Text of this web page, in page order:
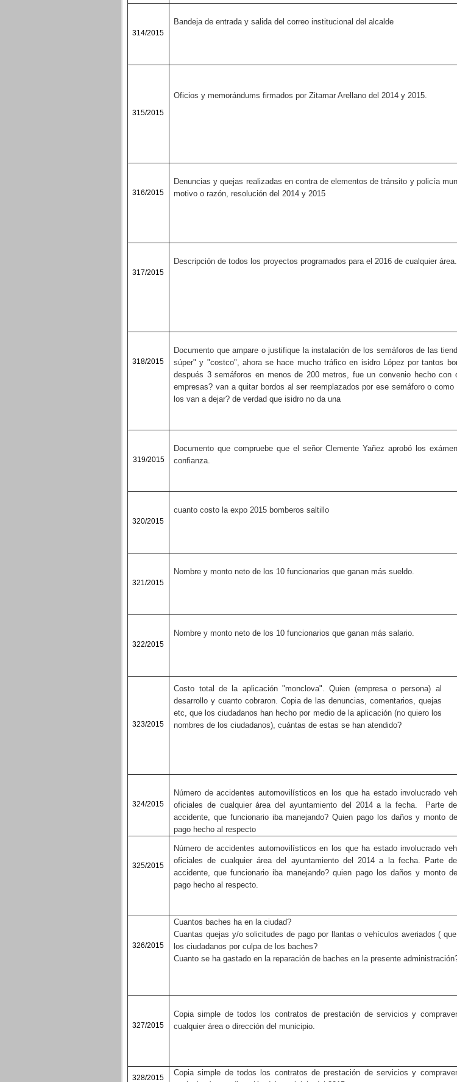
314/2015
Bandeja de entrada y salida del correo institucional del alcalde
315/2015
Oficios y memorándums firmados por Zitamar Arellano del 2014 y 2015.
316/2015
Denuncias y quejas realizadas en contra de elementos de tránsito y policía
motivo o razón, resolución del 2014 y 2015
317/2015
Descripción de todos los proyectos programados para el 2016 de cualquier área.
318/2015
Documento que ampare o justifique la instalación de los semáforos de las
súper" y "costco", ahora se hace mucho tráfico en isidro López por tantos
después 3 semáforos en menos de 200 metros, fue un convenio hecho con
empresas? van a quitar bordos al ser reemplazados por ese semáforo o como
los van a dejar? de verdad que isidro no da una
319/2015
Documento que compruebe que el señor Clemente Yañez aprobó los
confianza.
320/2015
cuanto costo la expo 2015 bomberos saltillo
321/2015
Nombre y monto neto de los 10 funcionarios que ganan más sueldo.
322/2015
Nombre y monto neto de los 10 funcionarios que ganan más salario.
323/2015
Costo total de la aplicación "monclova". Quien (empresa o persona) al
desarrollo y cuanto cobraron. Copia de las denuncias, comentarios, quejas
etc, que los ciudadanos han hecho por medio de la aplicación (no quiero los
nombres de los ciudadanos), cuántas de estas se han atendido?
324/2015
Número de accidentes automovilísticos en los que ha estado involucrado
oficiales de cualquier área del ayuntamiento del 2014 a la fecha.
Parte
accidente, que funcionario iba manejando? Quien pago los daños y monto
pago hecho al respecto
325/2015
Número de accidentes automovilísticos en los que ha estado involucrado
oficiales de cualquier área del ayuntamiento del 2014 a la fecha. Parte
accidente, que funcionario iba manejando? quien pago los daños y monto
pago hecho al respecto.
326/2015
Cuantos baches ha en la ciudad?
Cuantas quejas y/o solicitudes de pago por llantas o vehículos averiados (
los ciudadanos por culpa de los baches?
Cuanto se ha gastado en la reparación de baches en la presente
327/2015
Copia simple de todos los contratos de prestación de servicios y
cualquier área o dirección del municipio.
328/2015
Copia simple de todos los contratos de prestación de servicios y